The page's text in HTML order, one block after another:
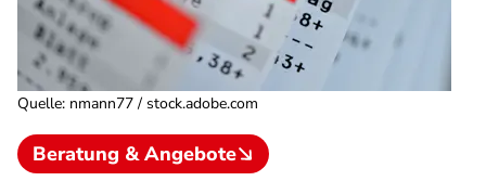
Quelle: nmann77 / stock.adobe.com
Beratung & Angebote